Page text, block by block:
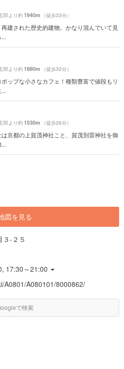
郎より約1940m （徒歩33分）
建された歴史的建物。かなり混んでいて見
郎より約1880m （徒歩32分）
ップな小さなカフェ！種類豊富で値段もリ
郎より約1530m （徒歩26分）
京都の上賀茂神社こと、賀茂別雷神社を御
図を見る
-２５
17:30～21:00
A0801/A080101/8000862/
で検索